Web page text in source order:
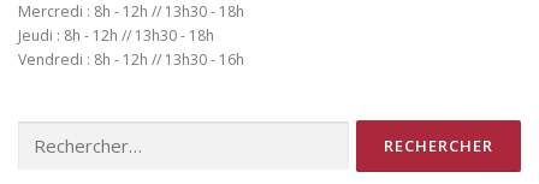
Mercredi : 8h - 12h // 13h30 - 18h
Jeudi : 8h - 12h // 13h30 - 18h
Vendredi : 8h - 12h // 13h30 - 16h